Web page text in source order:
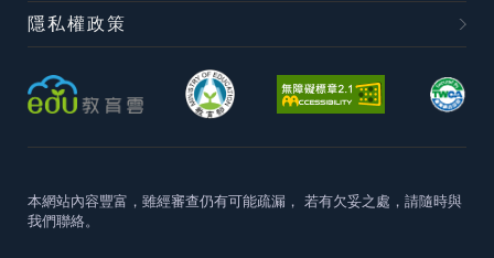
隱私權政策
本網站內容豐富，雖經審查仍有可能疏漏， 若有欠妥之處，請隨時與
我們聯絡。